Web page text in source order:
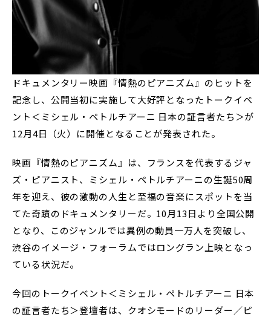
ドキュメンタリー映画『情熱のピアニズム』のヒットを
記念し、公開当初に実施して大好評となったトークイベ
ント＜ミシェル・ペトルチアーニ 日本の証言者たち＞が
12月4日（火）に開催となることが発表された。
映画『情熱のピアニズム』は、フランスを代表するジャ
ズ・ピアニスト、ミシェル・ペトルチアーニの生誕50周
年を迎え、彼の激動の人生と至福の音楽にスポットを当
てた奇蹟のドキュメンタリーだ。10月13日より全国公開
となり、このジャンルでは異例の動員一万人を突破し、
渋谷のイメージ・フォーラムではロングラン上映となっ
ている状況だ。
今回のトークイベント＜ミシェル・ペトルチアーニ 日本
の証言者たち＞登壇者は、クオシモードのリーダー／ピ